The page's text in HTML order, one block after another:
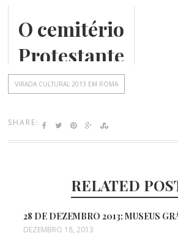
Piazza
Navona
O cemitério
Protestante
VIRADA CULTURAL 2013 EM ROMA
SHARE:
RELATED
28 DE DEZEMBRO 2013: MUSEUS
DEZEMBRO 18, 2013